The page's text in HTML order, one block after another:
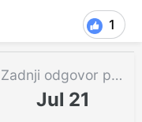
1
Zadnji odgovor pre
Jul 21